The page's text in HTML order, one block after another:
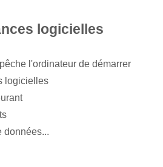
logicielles
l'ordinateur de démarrer
logicielles
données...